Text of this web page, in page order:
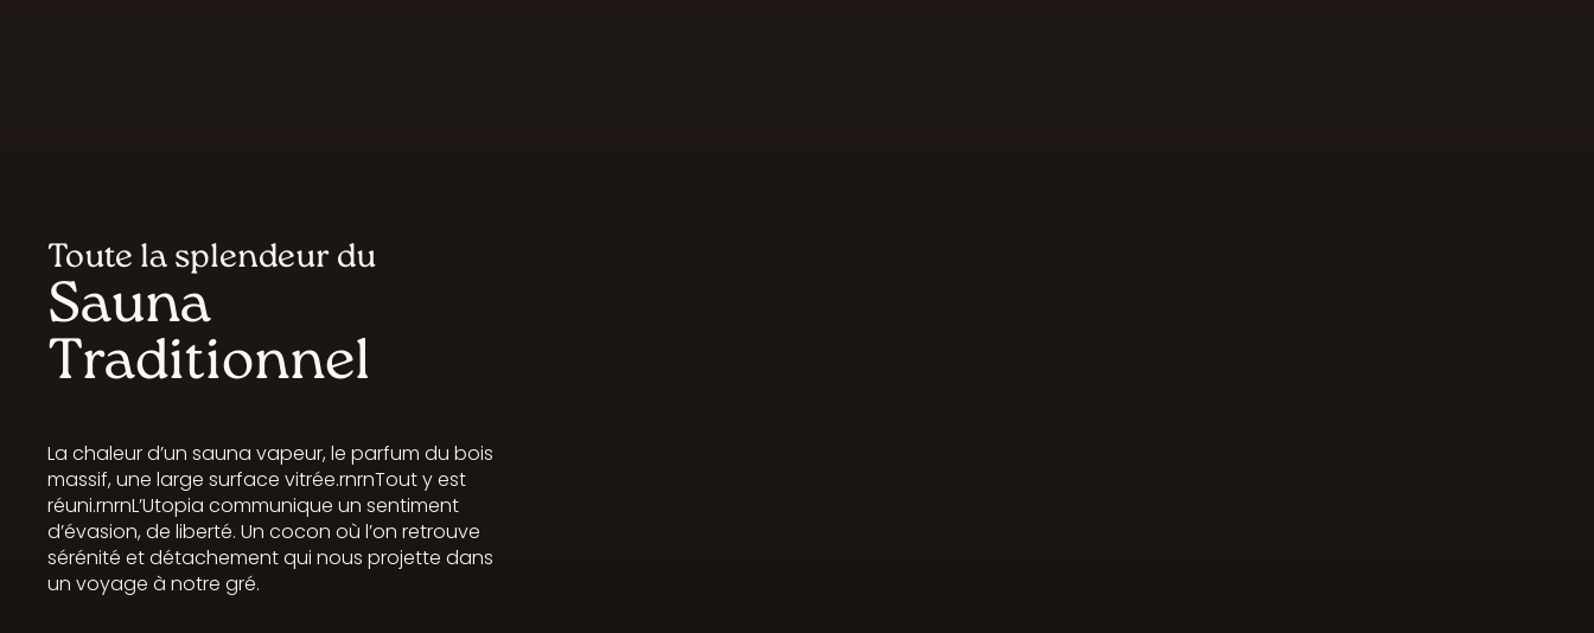
Toute la splendeur du
Sauna
Traditionnel
La chaleur d’un sauna vapeur, le parfum du bois
massif, une large surface vitrée.rnrnTout y est
réuni.rnrnL’Utopia communique un sentiment
d’évasion, de liberté. Un cocon où l’on retrouve
sérénité et détachement qui nous projette dans
un voyage à notre gré.